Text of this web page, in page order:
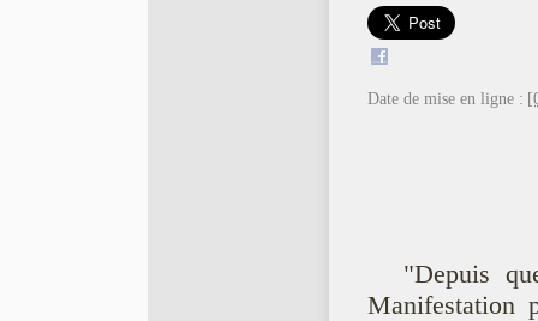
Date de mise en ligne :
"Depuis
Manifestation